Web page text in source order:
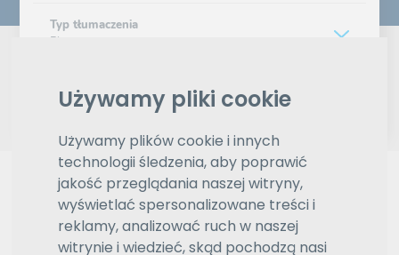
Używamy pliki cookie
Używamy plików cookie i innych
technologii śledzenia, aby poprawić
jakość przeglądania naszej witryny,
wyświetlać spersonalizowane treści i
reklamy, analizować ruch w naszej
witrynie i wiedzieć, skąd pochodzą nasi
Typ tłumaczenia
Pisemne czy ustne
Znajdź tłumacza
Wyszukiwanie zaawansowane
Reklama
ZAMÓW REKLAMĘ W TYM MIEJSCU